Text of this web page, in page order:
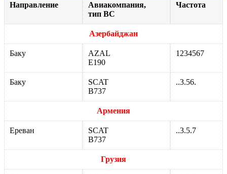
Направление
Авиакомпания,
тип ВС
Частота
Азербайджан
Баку
AZAL
Е190
1234567
Баку
SCAT
В737
..3.56.
Армения
Ереван
SCAT
В737
..3.5.7
Грузия